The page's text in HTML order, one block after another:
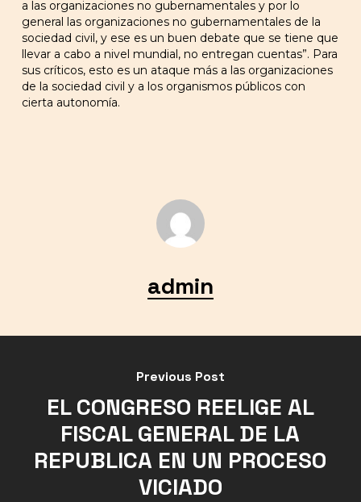
a las organizaciones no gubernamentales y por lo
general las organizaciones no gubernamentales de la
sociedad civil, y ese es un buen debate que se tiene que
llevar a cabo a nivel mundial, no entregan cuentas”. Para
sus críticos, esto es un ataque más a las organizaciones
de la sociedad civil y a los organismos públicos con
cierta autonomía.
admin
Previous Post
EL CONGRESO REELIGE AL
FISCAL GENERAL DE LA
REPUBLICA EN UN PROCESO
VICIADO